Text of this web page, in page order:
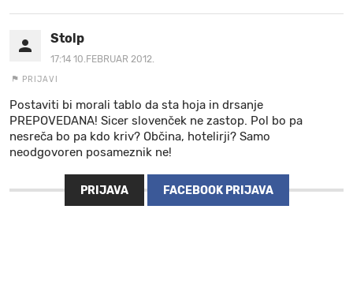
Stolp
17:14 10.FEBRUAR 2012.
PRIJAVI
Postaviti bi morali tablo da sta hoja in drsanje
PREPOVEDANA! Sicer slovenček ne zastop. Pol bo pa
nesreča bo pa kdo kriv? Občina, hotelirji? Samo
neodgovoren posameznik ne!
PRIJAVA FACEBOOK PRIJAVA